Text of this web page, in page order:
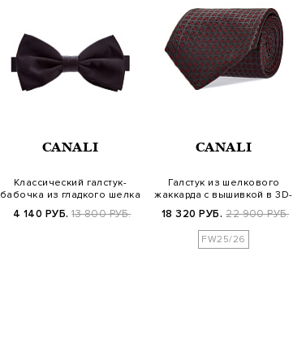
CANALI
Классический галстук-
бабочка из гладкого шелка
4 140 РУБ. 13 800 РУБ.
CANALI
Галстук из шелкового
жаккарда с вышивкой в 3D-
18 320 РУБ. 22 900 РУБ.
FW25/26